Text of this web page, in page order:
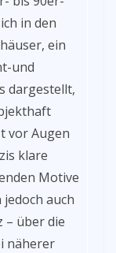
in den
ein
und
dargestellt,
vor Augen
klare
Motive
auch
– über die
näherer